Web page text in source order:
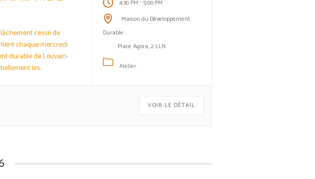
cessé de
chaque mercredi
durable de Louvain-
les
4:30 PM - 5:00 PM
Maison du Développement
Durable
Place Agora, 2 LLN
Atelier
VOIR LE DÉTAIL